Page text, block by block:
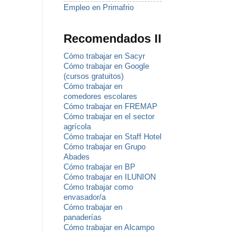
Empleo en Primafrio
Recomendados II
Cómo trabajar en Sacyr
Cómo trabajar en Google
(cursos gratuitos)
Cómo trabajar en
comedores escolares
Cómo trabajar en FREMAP
Cómo trabajar en el sector
agrícola
Cómo trabajar en Staff Hotel
Cómo trabajar en Grupo
Abades
Cómo trabajar en BP
Cómo trabajar en ILUNION
Cómo trabajar como
envasador/a
Cómo trabajar en
panaderías
Cómo trabajar en Alcampo